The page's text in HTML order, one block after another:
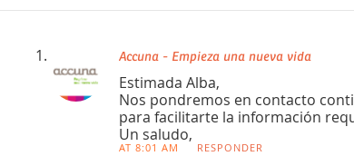
Accuna - Empieza una nueva vida
Estimada Alba,
Nos pondremos en contacto
para facilitarte la información
Un saludo,
AT 8:01 AM RESPONDER